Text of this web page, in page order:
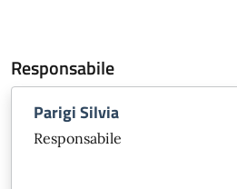
Responsabile
Parigi Silvia
Responsabile